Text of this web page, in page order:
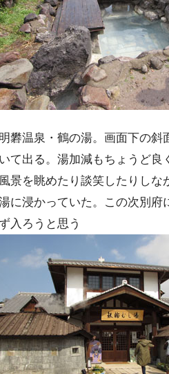
礬温泉・鶴の湯。画面下の斜
て出る。湯加減もちょうど良
景を眺めたり談笑したりしな
に浸かっていた。この次別府
入ろうと思う